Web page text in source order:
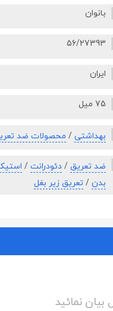
بانوان
56/27393
ایران
75 میل
بهداشتی / محصولات ضد
ضد تعریق / دئودرانت /
بدن / تعریق زیر بغل
بیان نمائید